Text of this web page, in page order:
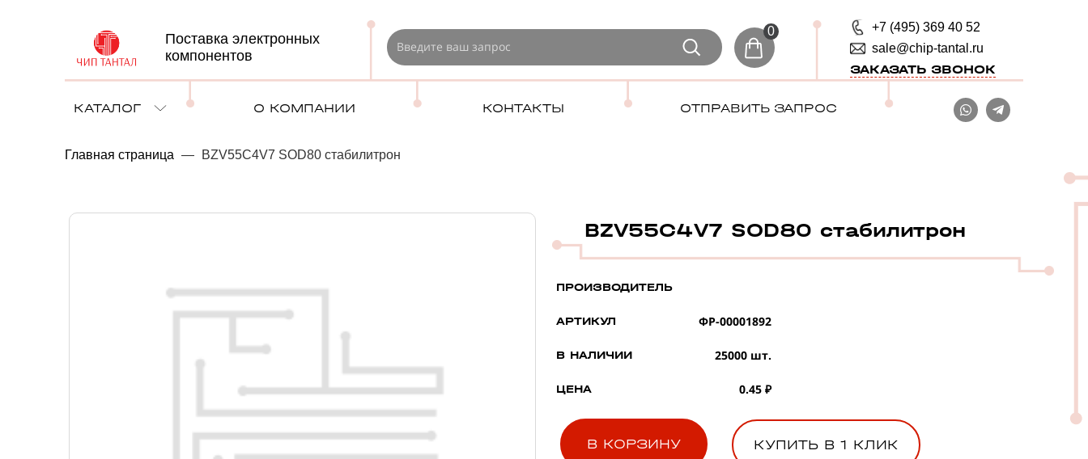
Поставка электронных
компонентов
0
+7 (495) 369 40 52
sale@chip-tantal.ru
ЗАКАЗАТЬ ЗВОНОК
КАТАЛОГ О КОМПАНИИ КОНТАКТЫ ОТПРАВИТЬ ЗАПРОС
Главная страница — BZV55C4V7 SOD80 стабилитрон
BZV55C4V7 SOD80 стабилитрон
ПРОИЗВОДИТЕЛЬ
АРТИКУЛ ФР-00001892
В НАЛИЧИИ 25000 шт.
ЦЕНА 0.45 ₽
В КОРЗИНУ КУПИТЬ В 1 КЛИК